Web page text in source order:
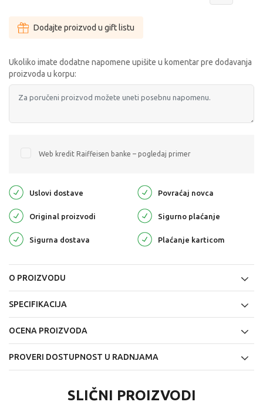
Dodajte proizvod u gift listu
Ukoliko imate dodatne napomene upišite u komentar pre dodavanja
proizvoda u korpu:
Web kredit Raiffeisen banke – pogledaj primer
Uslovi dostave Povraćaj novca
Original proizvodi Sigurno plaćanje
Sigurna dostava Plaćanje karticom
O PROIZVODU
SPECIFIKACIJA
OCENA PROIZVODA
PROVERI DOSTUPNOST U RADNJAMA
SLIČNI PROIZVODI